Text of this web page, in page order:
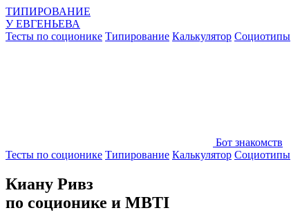
ТИПИРОВАНИЕ
УЕВГЕНЬЕВА
Тесты по соционике Типирование Калькулятор Социотипы
Бот знакомств
Тесты по соционике Типирование Калькулятор Социотипы
Киану Ривз
по соционике и MBTI